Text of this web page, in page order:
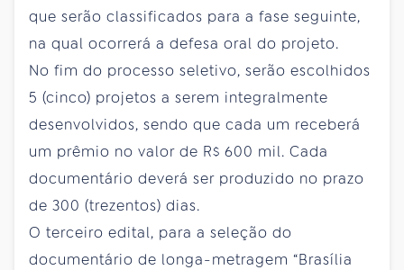
que serão classificados para a fase seguinte,
na qual ocorrerá a defesa oral do projeto.
No fim do processo seletivo, serão escolhidos
5 (cinco) projetos a serem integralmente
desenvolvidos, sendo que cada um receberá
um prêmio no valor de R$ 600 mil. Cada
documentário deverá ser produzido no prazo
de 300 (trezentos) dias.
O terceiro edital, para a seleção do
documentário de longa-metragem “Brasília